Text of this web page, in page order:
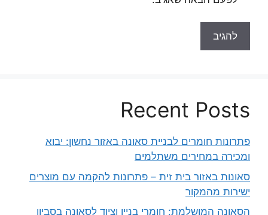
Recent Posts
פתרונות חומרים לבניית סאונה באזור נחשון: יבוא
ומכירה במחירים משתלמים
סאונות באזור בית זית – פתרונות להקמה עם מוצרים
ישירות מהמקור
הסאונה המושלמת: חומרי בניין וציוד לסאונה בסביון